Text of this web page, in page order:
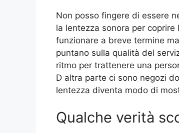
Non posso fingere di essere
la lentezza sonora per
funzionare a breve termine
puntano sulla qualità del
ritmo per trattenere una
D altra parte ci sono negozi
lentezza diventa modo di
Qualche verità